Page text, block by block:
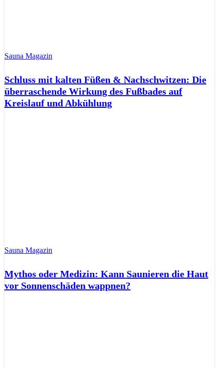
Sauna Magazin
Schluss mit kalten Füßen & Nachschwitzen: Die
überraschende Wirkung des Fußbades auf
Kreislauf und Abkühlung
Sauna Magazin
Mythos oder Medizin: Kann Saunieren die Haut
vor Sonnenschäden wappnen?